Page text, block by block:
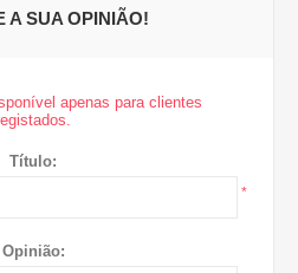
A SUA OPINIÃO!
apenas para clientes
Título:
*
Opinião: